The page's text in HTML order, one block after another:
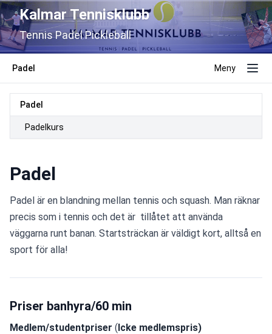
Kalmar Tennisklubb
Tennis Padel Pickleball
Padel Meny
Padel
Padelkurs
Padel
Padel är en blandning mellan tennis och squash. Man räknar
precis som i tennis och det är  tillåtet att använda
väggarna runt banan. Startsträckan är väldigt kort, alltså en
sport för alla!
Priser banhyra/60 min
Medlem/studentpriser (Icke medlemspris)